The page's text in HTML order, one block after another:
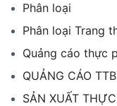
Phân loại
Phân loại Trang
Quảng cáo thực
QUẢNG CÁO
SẢN XUẤT